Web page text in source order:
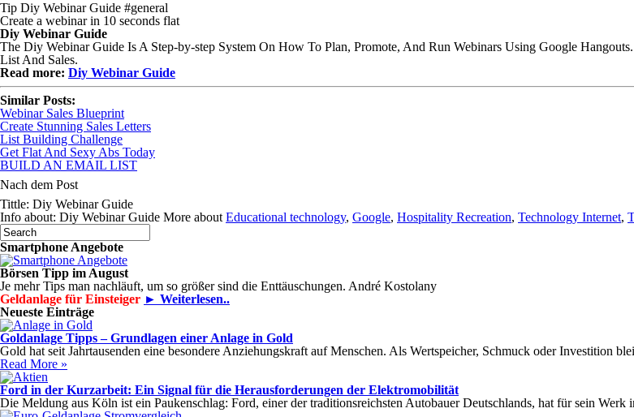
Tip Diy Webinar Guide #general
Create a webinar in 10 seconds flat
Diy Webinar Guide
The Diy Webinar Guide Is A Step-by-step System On How To Plan, Promote, And Run Webinars Using Google
List And Sales.
Read more: Diy Webinar Guide
Similar Posts:
Webinar Sales Blueprint
Create Stunning Sales Letters
List Building Challenge
Get Flat And Sexy Abs Today
BUILD AN EMAIL LIST
Nach dem Post
Tittle: Diy Webinar Guide
Info about: Diy Webinar Guide More about Educational technology, Google, Hospitality Recreation, Technology Internet,
Smartphone Angebote
Börsen Tipp im August
Je mehr Tips man nachläuft, um so größer sind die Enttäuschungen. André Kostolany
Geldanlage für Einsteiger ► Weiterlesen..
Neueste Einträge
Goldanlage Tipps – Grundlagen einer Anlage in Gold
Gold hat seit Jahrtausenden eine besondere Anziehungskraft auf Menschen. Als Wertspeicher, Schmuck oder Investition
Read More »
Ford in der Kurzarbeit: Ein Signal für die Herausforderungen der Elektromobilität
Die Meldung aus Köln ist ein Paukenschlag: Ford, einer der traditionsreichsten Autobauer Deutschlands, hat für sein